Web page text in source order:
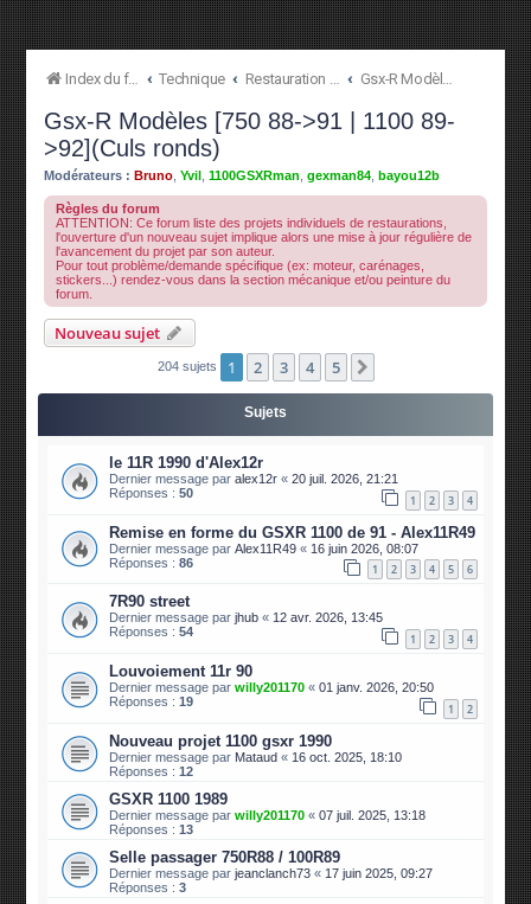
Index du forum Technique Restauration à l'origine Gsx-R Modèles [750 88->91 | 1100 89->92](Culs ronds)
Gsx-R Modèles [750 88->91 | 1100 89-
>92](Culs ronds)
Modérateurs : Bruno ,Yvil ,1100GSXRman ,gexman84 ,bayou12b
Règles du forum
ATTENTION: Ce forum liste des projets individuels de restaurations,
l'ouverture d'un nouveau sujet implique alors une mise à jour régulière de
l'avancement du projet par son auteur.
Pour tout problème/demande spécifique (ex: moteur, carénages,
stickers...) rendez-vous dans la section mécanique et/ou peinture du
forum.
Nouveau sujet
204 sujets 1 2 3 4 5
Sujets
le 11R 1990 d'Alex12r
Dernier message paralex12r «20 juil. 2026, 21:21
Réponses :50 1 2 3 4
Remise en forme du GSXR 1100 de 91 - Alex11R49
Dernier message parAlex11R49 « 16 juin 2026, 08:07
Réponses :86 1 2 3 4 5 6
7R90 street
Dernier message parjhub « 12 avr. 2026, 13:45
Réponses :54 1 2 3 4
Louvoiement 11r 90
Dernier message parwilly201170 «01 janv. 2026, 20:50
Réponses :19 1 2
Nouveau projet 1100 gsxr 1990
Dernier message par Mataud « 16 oct. 2025, 18:10
Réponses :12
GSXR 1100 1989
Dernier message parwilly201170 «07 juil. 2025, 13:18
Réponses :13
Selle passager 750R88 / 100R89
Dernier message parjeanclanch73 « 17 juin 2025, 09:27
Réponses :3